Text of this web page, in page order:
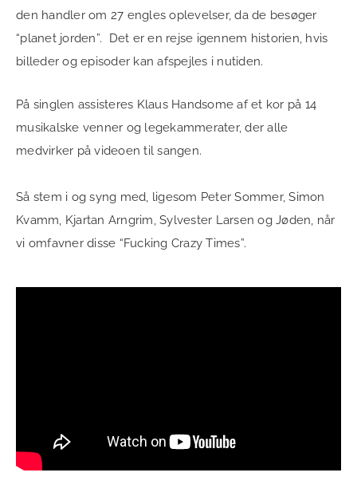
den handler om 27 engles oplevelser, da de besøger
“planet jorden”. Det er en rejse igennem historien, hvis
billeder og episoder kan afspejles i nutiden.
På singlen assisteres Klaus Handsome af et kor på 14
musikalske venner og legekammerater, der alle
medvirker på videoen til sangen.
Så stem i og syng med, ligesom Peter Sommer, Simon
Kvamm, Kjartan Arngrim, Sylvester Larsen og Jøden, når
vi omfavner disse “Fucking Crazy Times”.